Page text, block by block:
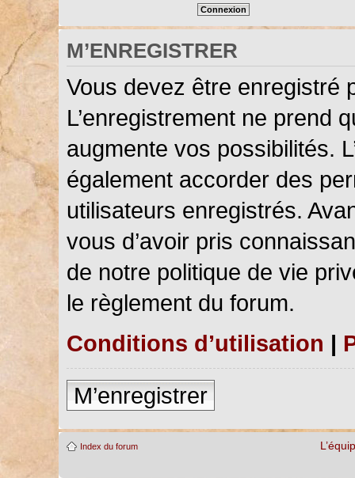
M’ENREGISTRER
Vous devez être enregistré
L’enregistrement ne prend
augmente vos possibilités.
également accorder des
utilisateurs enregistrés.
vous d’avoir pris
de notre politique de vie
le règlement du forum.
Conditions d’utilisation |
M’enregistrer
Index du forum